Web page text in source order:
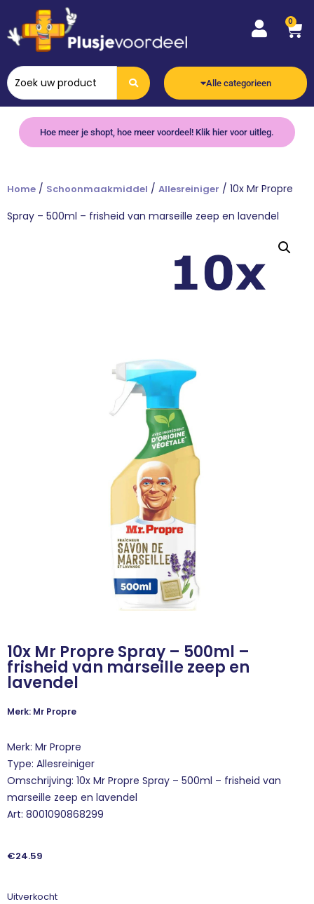
0
Alle categorieen
Hoe meer je shopt, hoe meer voordeel! Klik hier voor uitleg.
Home / Schoonmaakmiddel / Allesreiniger / 10x Mr Propre
Spray – 500ml – frisheid van marseille zeep en lavendel
10x Mr Propre Spray – 500ml –
frisheid van marseille zeep en
lavendel
Merk: Mr Propre
Merk: Mr Propre
Type: Allesreiniger
Omschrijving: 10x Mr Propre Spray – 500ml – frisheid van
marseille zeep en lavendel
Art: 8001090868299
€24.59
Uitverkocht